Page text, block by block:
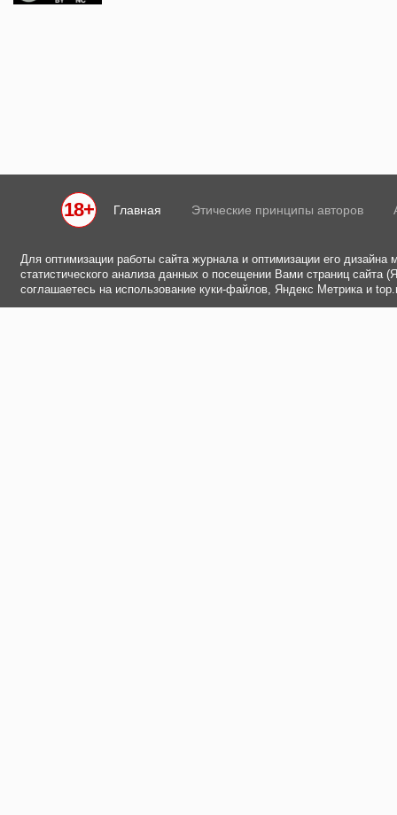
18+ Главная Этические принципы авторов
Для оптимизации работы сайта журнала и оптимизации его
статистического анализа данных о посещении Вами страниц
соглашаетесь на использование куки-файлов, Яндекс Метрика и